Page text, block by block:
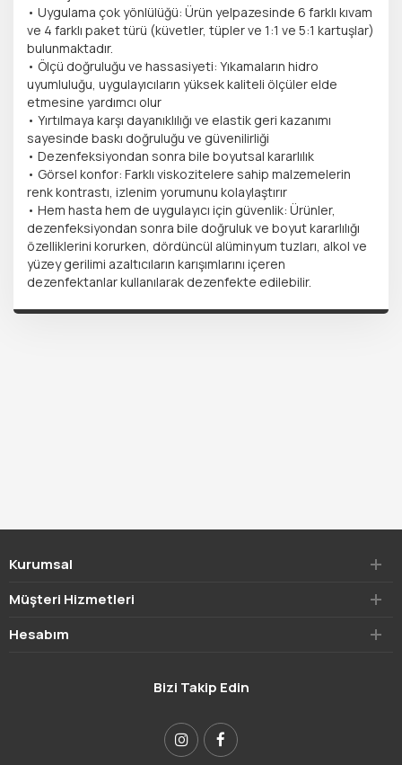
• Uygulama çok yönlülüğü: Ürün yelpazesinde 6 farklı kıvam
ve 4 farklı paket türü (küvetler, tüpler ve 1:1 ve 5:1 kartuşlar)
bulunmaktadır.
• Ölçü doğruluğu ve hassasiyeti: Yıkamaların hidro
uyumluluğu, uygulayıcıların yüksek kaliteli ölçüler elde
etmesine yardımcı olur
• Yırtılmaya karşı dayanıklılığı ve elastik geri kazanımı
sayesinde baskı doğruluğu ve güvenilirliği
• Dezenfeksiyondan sonra bile boyutsal kararlılık
• Görsel konfor: Farklı viskozitelere sahip malzemelerin
renk kontrastı, izlenim yorumunu kolaylaştırır
• Hem hasta hem de uygulayıcı için güvenlik: Ürünler,
dezenfeksiyondan sonra bile doğruluk ve boyut kararlılığı
özelliklerini korurken, dördüncül alüminyum tuzları, alkol ve
yüzey gerilimi azaltıcıların karışımlarını içeren
dezenfektanlar kullanılarak dezenfekte edilebilir.
Kurumsal
Müşteri Hizmetleri
Hesabım
Bizi Takip Edin